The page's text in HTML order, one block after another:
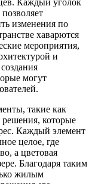
Каждый уголок
изменения по
хаварются
мероприятия,
и
могут
такие как
решения, которые
Каждый элемент
целое, где
а цветовая
Благодаря таким
жилым